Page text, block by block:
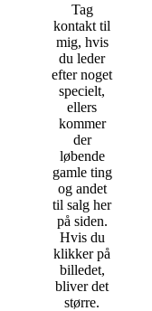
Tag
kontakt til
mig, hvis
du leder
efter noget
specielt,
ellers
kommer
der
løbende
gamle ting
og andet
til salg her
på siden.
Hvis du
klikker på
billedet,
bliver det
større.